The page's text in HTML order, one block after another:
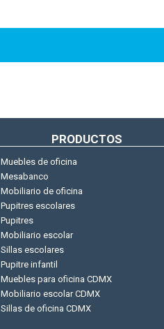
PRODUCTOS
Muebles de oficina
Mesabanco
Mobiliario de oficina
Pupitres escolares
Pupitres
Mobiliario escolar
Sillas escolares
Pupitre infantil
Muebles para oficina CDMX
Mobiliario escolar CDMX
Sillas de oficina CDMX